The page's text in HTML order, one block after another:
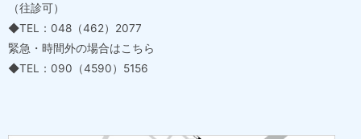
（往診可）
◆TEL：048（462）2077
緊急・時間外の場合はこちら
◆TEL：090（4590）5156